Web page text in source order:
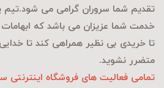
تقدیم شما سروران گرامی می شود.تیم
خدمت شما عزیزان می باشد که ابهامات
تا خریدی بی نظیر همراهی کند تا
متضرر نشوید.
تمامی فعالیت های فروشگاه اینترنتی